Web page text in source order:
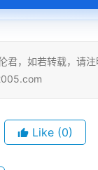
君，如若转载，请注
Like (0)